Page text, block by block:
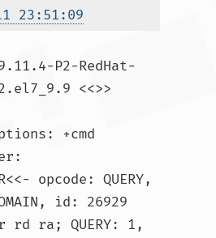
23:51:09
P2-RedHat-
<<>>
+cmd
opcode: QUERY,
id: 26929
ra; QUERY: 1,